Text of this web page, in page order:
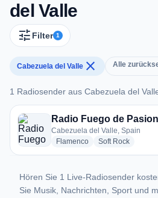
del Valle
tune Filter 1
Cabezuela del Valle close Alle
1 Radiosender aus Cabezuela del
1 Radiosender aus Cabezuela del
Radio Fuego de Pasion
Cabezuela del Valle, Spain
Flamencoradio stations
Soft Rockradio
Hören Sie 1 Live-Radiosender
Sie Musik, Nachrichten, Sport und